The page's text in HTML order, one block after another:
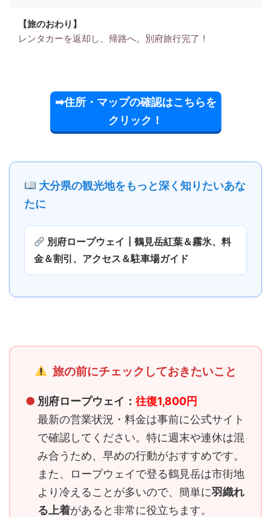
【旅のおわり】
レンタカーを返却し、帰路へ。別府旅行完了！
➡住所・マップの確認はこちらを
クリック！
大分県の観光地をもっと深く知りたいあな
たに
別府ロープウェイ┃鶴見岳紅葉＆霧氷、料
金＆割引、アクセス＆駐車場ガイド
旅の前にチェックしておきたいこと
● 別府ロープウェイ： 往復1,800円
最新の営業状況・料金は事前に公式サイト
で確認してください。特に週末や連休は混
み合うため、早めの行動がおすすめです。
また、ロープウェイで登る鶴見岳は市街地
より冷えることが多いので、簡単に羽織れ
る上着があると非常に役立ちます。